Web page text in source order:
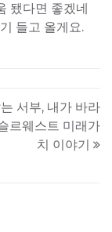
됐다면 좋겠네
들고 올게요.
서부, 내가 바라
르웨스트 미래가
치 이야기